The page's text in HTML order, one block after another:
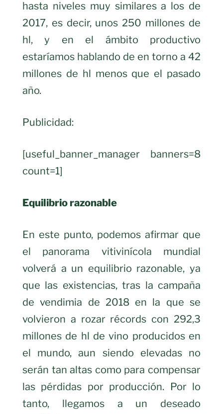
hasta niveles muy similares a los de
2017, es decir, unos 250 millones de
hl, y en el ámbito productivo
estaríamos hablando de en torno a 42
millones de hl menos que el pasado
año.
Publicidad:
[useful_banner_manager banners=8
count=1]
Equilibrio razonable
En este punto, podemos afirmar que
el panorama vitivinícola mundial
volverá a un equilibrio razonable, ya
que las existencias, tras la campaña
de vendimia de 2018 en la que se
volvieron a rozar récords con 292,3
millones de hl de vino producidos en
el mundo, aun siendo elevadas no
serán tan altas como para compensar
las pérdidas por producción. Por lo
tanto, llegamos a un deseado